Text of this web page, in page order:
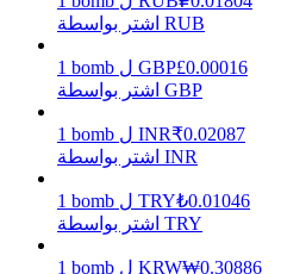
خنزير الطاقة
احصل على مكافآت تنافسية يوميًا
اشتر بواسطة RUB
1 bomb ل GBP£0.00016
اشتر بواسطة GBP
1 bomb ل INR₹0.02087
اشتر بواسطة INR
1 bomb ل TRY₺0.01046
اشتر بواسطة TRY
1 bomb ل KRW₩0.30886